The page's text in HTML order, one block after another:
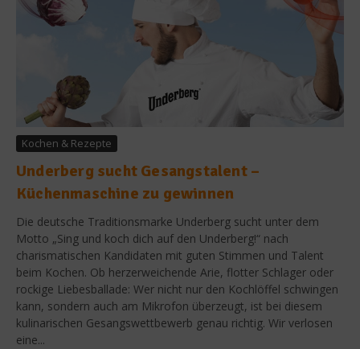
Kochen & Rezepte
Underberg sucht Gesangstalent –
Küchenmaschine zu gewinnen
Die deutsche Traditionsmarke Underberg sucht unter dem
Motto „Sing und koch dich auf den Underberg!“ nach
charismatischen Kandidaten mit guten Stimmen und Talent
beim Kochen. Ob herzerweichende Arie, flotter Schlager oder
rockige Liebesballade: Wer nicht nur den Kochlöffel schwingen
kann, sondern auch am Mikrofon überzeugt, ist bei diesem
kulinarischen Gesangswettbewerb genau richtig. Wir verlosen
eine...